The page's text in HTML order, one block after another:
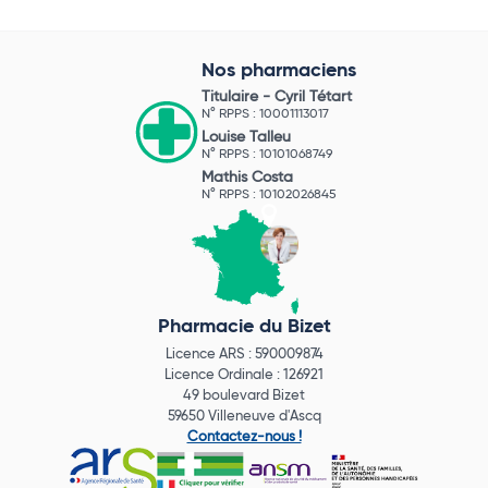
Nos pharmaciens
Titulaire - Cyril Tétart
N° RPPS : 10001113017
Louise Talleu
N° RPPS : 10101068749
Mathis Costa
N° RPPS : 10102026845
Pharmacie du Bizet
Licence ARS : 590009874
Licence Ordinale : 126921
49 boulevard Bizet
59650 Villeneuve d'Ascq
Contactez-nous !